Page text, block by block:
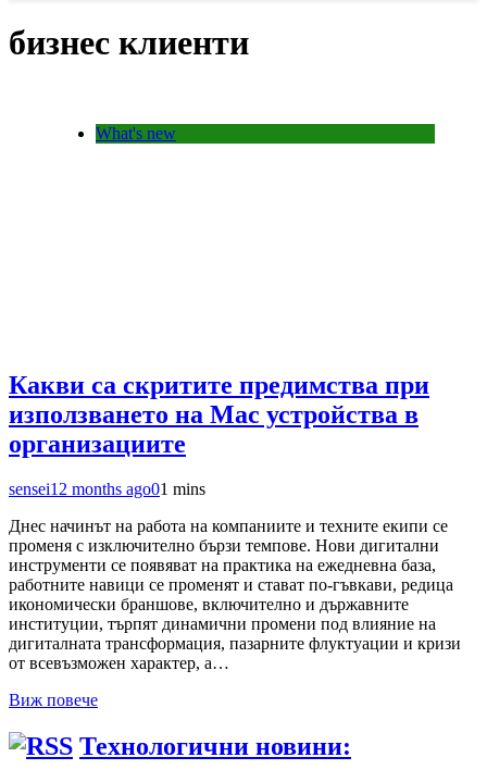
бизнес клиенти
What's new
Какви са скритите предимства при
използването на Mac устройства в
организациите
sensei12 months ago01 mins
Днес начинът на работа на компаниите и техните екипи се
променя с изключително бързи темпове. Нови дигитални
инструменти се появяват на практика на ежедневна база,
работните навици се променят и стават по-гъвкави, редица
икономически браншове, включително и държавните
институции, търпят динамични промени под влияние на
дигиталната трансформация, пазарните флуктуации и кризи
от всевъзможен характер, а…
Виж повече
Технологични новини: